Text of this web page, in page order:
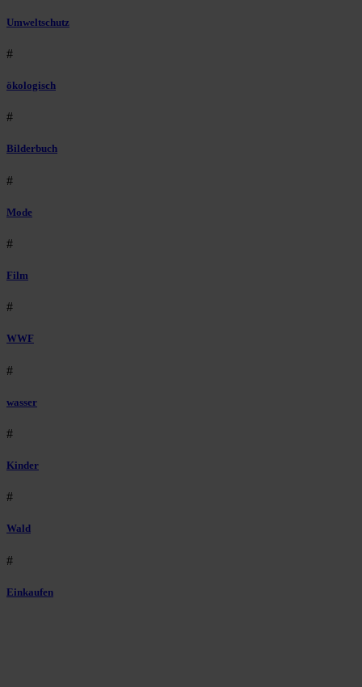
Umweltschutz
#
ökologisch
#
Bilderbuch
#
Mode
#
Film
#
WWF
#
wasser
#
Kinder
#
Wald
#
Einkaufen